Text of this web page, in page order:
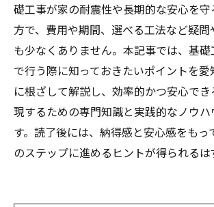
礎工事が家の耐震性や長期的な安心を
方で、費用や期間、選べる工法など疑
も少なくありません。本記事では、基
で行う際に知っておきたいポイントを
に根ざして解説し、効率的かつ安心で
現するための専門知識と実践的なノウ
す。読了後には、納得感と安心感をもっ
のステップに進めるヒントが得られるは